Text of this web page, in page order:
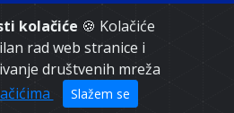
kolačiće 🍪 Kolačiće
rad web stranice i
društvenih mreža
Slažem se
Vlada Federacije Bosne i